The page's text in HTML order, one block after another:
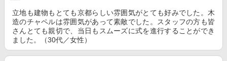
立地も建物もとても京都らしい雰囲気がとても好みでした。木
造のチャペルは雰囲気があって素敵でした。スタッフの方も皆
さんとても親切で、当日もスムーズに式を進行することができ
ました。（30代／女性）